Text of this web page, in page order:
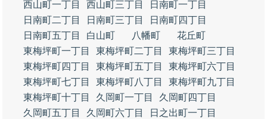
西山町一丁目 西山町三丁目
日南町一丁目
日南町二丁目
日南町三丁目
日南町四丁目
日南町五丁目
白山町 八幡町
花丘町
東梅坪町一丁目
東梅坪町二丁目
東梅坪町三丁目
東梅坪町四丁目
東梅坪町五丁目
東梅坪町六丁目
東梅坪町七丁目
東梅坪町八丁目
東梅坪町九丁目
東梅坪町十丁目
久岡町一丁目
久岡町四丁目
久岡町五丁目
久岡町六丁目
日之出町一丁目